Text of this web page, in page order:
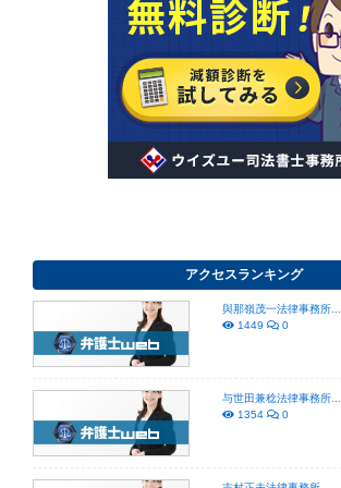
アクセスランキング
與那嶺茂一法律事務所...
1449
0
与世田兼稔法律事務所...
1354
0